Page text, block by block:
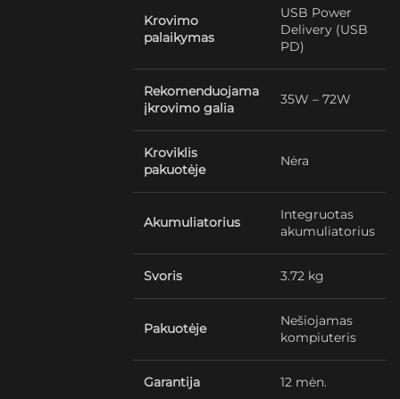
Krovimo
palaikymas
USB Power
Delivery (USB
PD)
Rekomenduojama
įkrovimo galia
35W – 72W
Kroviklis
pakuotėje
Nėra
Akumuliatorius
Integruotas
akumuliatorius
Svoris 3.72 kg
Pakuotėje
Nešiojamas
kompiuteris
Garantija 12 mėn.